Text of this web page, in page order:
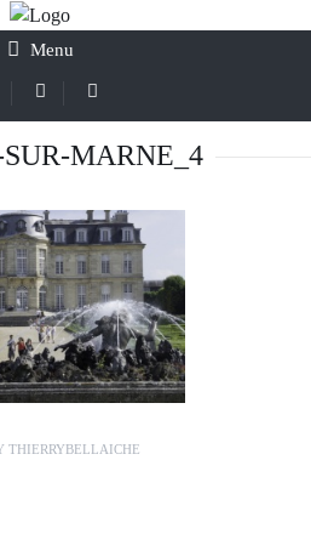
Menu
MARNE_4
THIERRYBELLAICHE